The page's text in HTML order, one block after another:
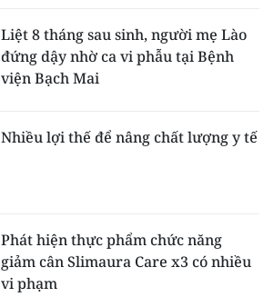
Liệt 8 tháng sau sinh, người mẹ Lào
đứng dậy nhờ ca vi phẫu tại Bệnh
viện Bạch Mai
Nhiều lợi thế để nâng chất lượng y tế
Phát hiện thực phẩm chức năng
giảm cân Slimaura Care x3 có nhiều
vi phạm